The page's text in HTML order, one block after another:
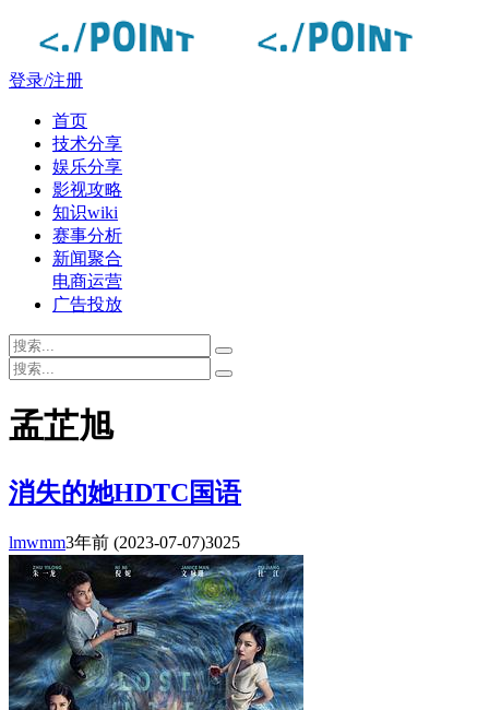
登录/注册
首页
技术分享
娱乐分享
影视攻略
知识wiki
赛事分析
新闻聚合
电商运营
广告投放
孟芷旭
消失的她HDTC国语
lmwmm3年前 (2023-07-07)3025